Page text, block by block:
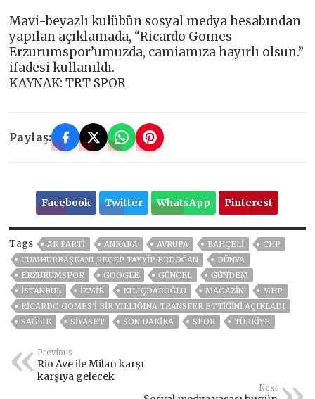
Mavi-beyazlı kulübün sosyal medya hesabından
yapılan açıklamada, “Ricardo Gomes
Erzurumspor’umuzda, camiamıza hayırlı olsun.”
ifadesi kullanıldı.
KAYNAK: TRT SPOR
Paylaş:
Facebook Twitter WhatsApp Pinterest
Tags AK PARTİ ANKARA AVRUPA BAHÇELİ
CHP
CUMHURBAŞKANI RECEP TAYYIP ERDOĞAN
DÜNYA
ERZURUMSPOR
GOOGLE GÜNCEL
GÜNDEM
ISTANBUL
İZMIR KILIÇDAROĞLU MAGAZİN
MHP
RICARDO GOMES'I BIR YILLIĞINA TRANSFER ETTIĞINI AÇIKLADI
SAĞLIK
SİYASET SON DAKIKA SPOR TÜRKİYE
Previous
Rio Ave ile Milan karşı
karşıya gelecek
Next